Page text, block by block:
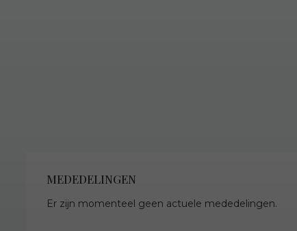
MEDEDELINGEN
Er zijn momenteel geen actuele mededelingen.